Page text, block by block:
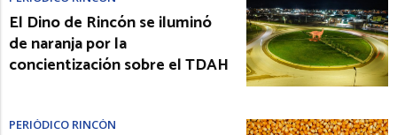
El Dino de Rincón se iluminó
de naranja por la
concientización sobre el TDAH
PERIÓDICO RINCÓN